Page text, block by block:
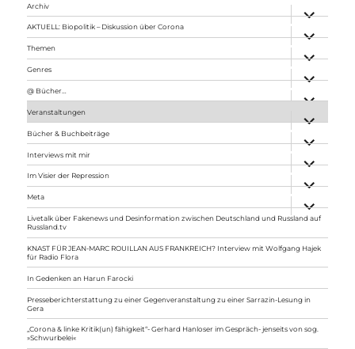
Archiv
anzeigen
AKTUELL: Biopolitik – Diskussion über Corona
anzeigen
Themen
anzeigen
Genres
anzeigen
@ Bücher…
Veranstaltungen
anzeigen
Bücher & Buchbeiträge
anzeigen
Interviews mit mir
anzeigen
Im Visier der Repression
anzeigen
Meta
anzeigen
Livetalk über Fakenews und Desinformation zwischen Deutschland und Russland auf
Russland.tv
KNAST FÜR JEAN-MARC ROUILLAN AUS FRANKREICH? Interview mit Wolfgang Hajek
für Radio Flora
In Gedenken an Harun Farocki
Presseberichterstattung zu einer Gegenveranstaltung zu einer Sarrazin-Lesung in
Gera
„Corona & linke Kritik(un) fähigkeit“- Gerhard Hanloser im Gespräch- jenseits von sog.
»Schwurbelei«